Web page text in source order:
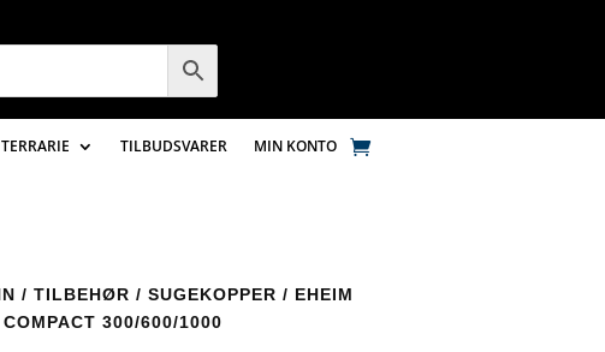
TERRARIE TILBUDSVARER MIN KONTO
/ TILBEHØR / SUGEKOPPER / EHEIM
300/600/1000